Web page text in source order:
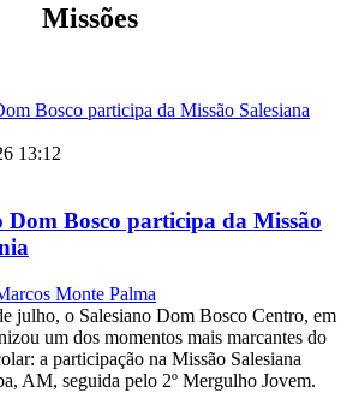
Missões
13:12
Dom Bosco participa da Missão
Monte Palma
julho, o Salesiano Dom Bosco Centro, em
um dos momentos mais marcantes do
a participação na Missão Salesiana
AM, seguida pelo 2º Mergulho Jovem.